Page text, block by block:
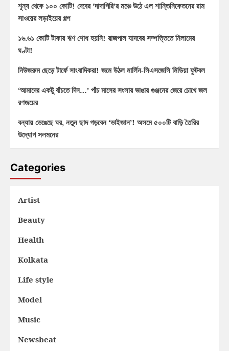
শূন্য থেকে ১০০ কোটি! দেবের ‘দাদাগিরি’র মঞ্চে উঠে এল শান্তিনিকেতনের রাম
সাওয়ের লড়াইয়ের গল্প
১৬.৬১ কোটি টাকার ঋণ শোধ হয়নি! রাজপাল যাদবের সম্পত্তিতে নিলামের
ঘণ্টা!
নিউজরুম ছেড়ে টার্ফে সাংবাদিকরা! জমে উঠল মার্লিন-সিএসজেসি মিডিয়া ফুটবল
‘আমাদের একটু বাঁচতে দিন…’ পাঁচ মাসের সংসার ভাঙার গুঞ্জনের জেরে চোখে জল
রণজয়ের
বন্যায় ভেঙেছে ঘর, নতুন ছাদ গড়বেন ‘ভাইজান’! অসমে ৫০০টি বাড়ি তৈরির
উদ্যোগ সলমনের
Categories
Artist
Beauty
Health
Kolkata
Life style
Model
Music
Newsbeat